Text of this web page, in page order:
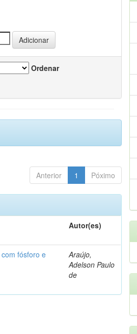
Ordenar
Anterior 1 Póximo
Autor(es)
fósforo e
Araújo,
Adelson Paulo
de